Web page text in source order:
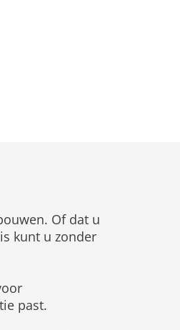
Of dat u
kunt u zonder
past.